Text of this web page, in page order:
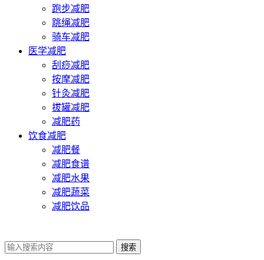
跑步减肥
跳绳减肥
骑车减肥
医学减肥
刮痧减肥
按摩减肥
针灸减肥
拔罐减肥
减肥药
饮食减肥
减肥餐
减肥食谱
减肥水果
减肥蔬菜
减肥饮品
搜索